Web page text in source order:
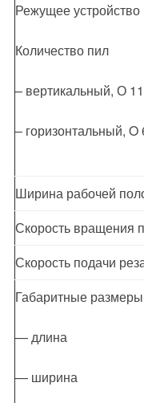
Режущее устройство
Количество пил
– вертикальный, О
– горизонтальный, O
Ширина рабочей
Скорость вращения
Скорость подачи
Габаритные
— длина
— ширина